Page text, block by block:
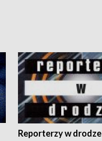
Reporterzy w drodze